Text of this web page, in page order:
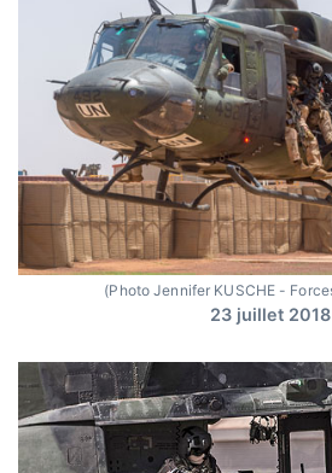
(Photo Jennifer KUSCHE -
23 juillet 2018